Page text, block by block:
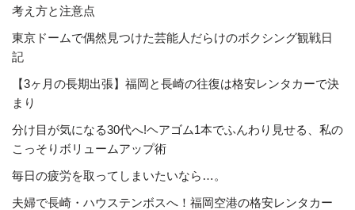
考え方と注意点
東京ドームで偶然見つけた芸能人だらけのボクシング観戦日
記
【3ヶ月の長期出張】福岡と長崎の往復は格安レンタカーで決
まり
分け目が気になる30代へ!ヘアゴム1本でふんわり見せる、私の
こっそりボリュームアップ術
毎日の疲労を取ってしまいたいなら…。
夫婦で長崎・ハウステンボスへ！福岡空港の格安レンタカー